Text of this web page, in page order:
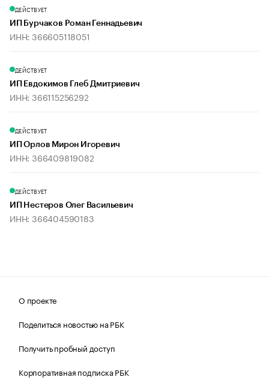
ДЕЙСТВУЕТ
ИП Бурчаков Роман Геннадьевич
ИНН: 366605118051
ДЕЙСТВУЕТ
ИП Евдокимов Глеб Дмитриевич
ИНН: 366115256292
ДЕЙСТВУЕТ
ИП Орлов Мирон Игоревич
ИНН: 366409819082
ДЕЙСТВУЕТ
ИП Нестеров Олег Васильевич
ИНН: 366404590183
О проекте
Поделиться новостью на РБК
Получить пробный доступ
Корпоративная подписка РБК